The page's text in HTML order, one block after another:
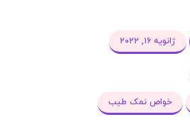
ژانویه ۱۶, ۲۰۲۲
خواص نمک طیب